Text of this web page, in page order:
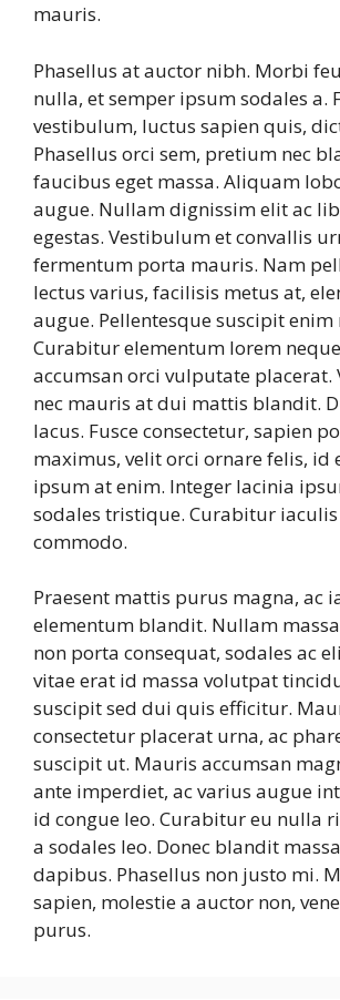
mauris.
Phasellus at auctor nibh. Morbi
nulla, et semper ipsum sodales a.
vestibulum, luctus sapien quis,
Phasellus orci sem, pretium nec
faucibus eget massa. Aliquam
augue. Nullam dignissim elit ac
egestas. Vestibulum et convallis
fermentum porta mauris. Nam
lectus varius, facilisis metus at,
augue. Pellentesque suscipit enim
Curabitur elementum lorem
accumsan orci vulputate placerat.
nec mauris at dui mattis blandit.
lacus. Fusce consectetur, sapien
maximus, velit orci ornare felis, id
ipsum at enim. Integer lacinia
sodales tristique. Curabitur
commodo.
Praesent mattis purus magna, ac
elementum blandit. Nullam massa
non porta consequat, sodales ac
vitae erat id massa volutpat
suscipit sed dui quis efficitur.
consectetur placerat urna, ac
suscipit ut. Mauris accumsan
ante imperdiet, ac varius augue
id congue leo. Curabitur eu nulla
a sodales leo. Donec blandit
dapibus. Phasellus non justo mi.
sapien, molestie a auctor non,
purus.